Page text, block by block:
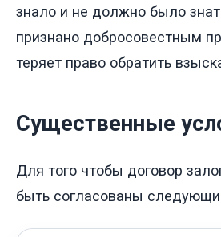
знало и не должно было
признано добросовестным
теряет право обратить
Существенные
Для того чтобы договор
быть согласованы